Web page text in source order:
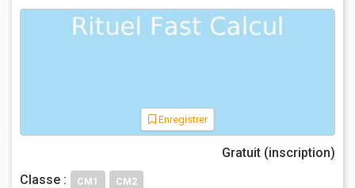
Enregistrer
Gratuit (inscription)
Classe :
CM1 CM2